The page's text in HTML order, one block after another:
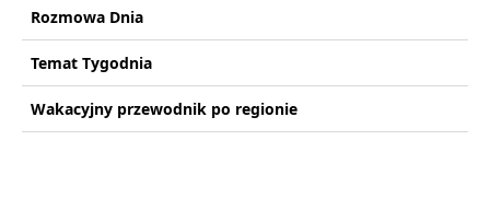
Rozmowa Dnia
Temat Tygodnia
Wakacyjny przewodnik po regionie